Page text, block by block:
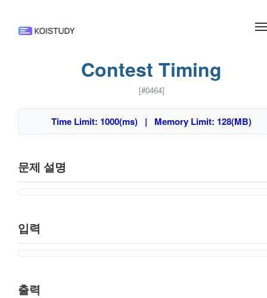
Contest Timing
[#0464]
Time Limit: 1000(ms) | Memory Limit: 128(MB)
문제 설명
입력
출력